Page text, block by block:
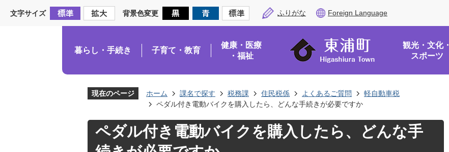
文字サイズ 背景色変更 ふりがな Foreign Language
暮らし・手続き 子育て・教育
健康・医療
・福祉
観光・文化・
スポーツ
現在のページ ホーム 課名で探す 税務課 住民税係 よくあるご質問
軽自動車税
ペダル付き電動バイクを購入したら、どんな手続きが必要ですか
ペダル付き電動バイクを購入したら、どんな手